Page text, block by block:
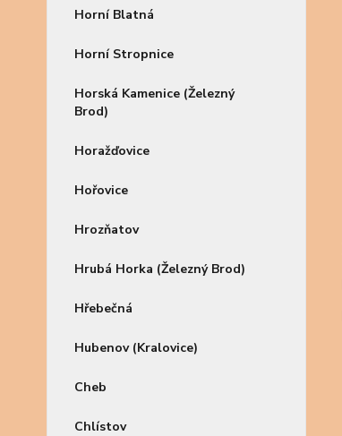
Horní Blatná
Horní Stropnice
Horská Kamenice (Železný
Brod)
Horažďovice
Hořovice
Hrozňatov
Hrubá Horka (Železný Brod)
Hřebečná
Hubenov (Kralovice)
Cheb
Chlístov